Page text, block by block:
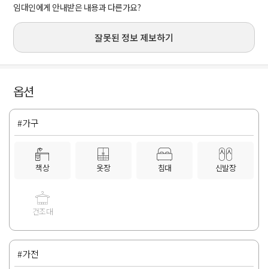
임대인에게 안내받은 내용과 다른가요?
잘못된 정보 제보하기
옵션
#가구
책상 옷장 침대 신발장
건조대
#가전